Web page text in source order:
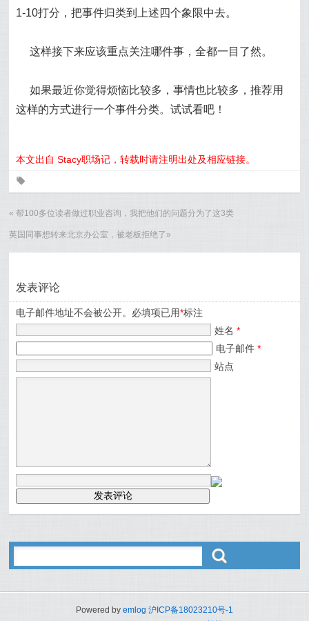
1-10打分，把事件归类到上述四个象限中去。
这样接下来应该重点关注哪件事，全都一目了然。
如果最近你觉得烦恼比较多，事情也比较多，推荐用
这样的方式进行一个事件分类。试试看吧！
本文出自 Stacy职场记，转载时请注明出处及相应链接。
0
«帮100多位读者做过职业咨询，我把他们的问题分为了这3类
英国同事想转来北京办公室，被老板拒绝了 »
发表评论
电子邮件地址不会被公开。必填项已用*标注
姓名*
电子邮件*
站点
ő
Powered by emlog 沪ICP备18023210号-1